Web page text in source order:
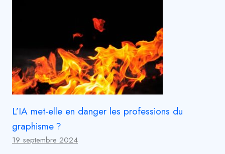
L’IA met-elle en danger les professions du
graphisme ?
19 septembre 2024